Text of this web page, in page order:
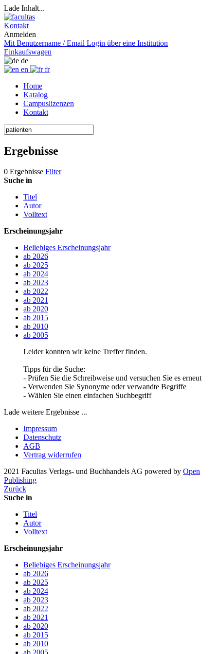
Lade Inhalt...
Kontakt
Anmelden
Mit Benutzername / Email Login über eine Institution
Einkaufswagen
de
en
fr
Home
Katalog
Campuslizenzen
Kontakt
Ergebnisse
0 Ergebnisse Filter
Suche in
Titel
Autor
Volltext
Erscheinungsjahr
Beliebiges Erscheinungsjahr
ab 2026
ab 2025
ab 2024
ab 2023
ab 2022
ab 2021
ab 2020
ab 2015
ab 2010
ab 2005
Leider konnten wir keine Treffer finden.
Tipps für die Suche:
- Prüfen Sie die Schreibweise und versuchen Sie es erneut
- Verwenden Sie Synonyme oder verwandte Begriffe
- Wählen Sie einen einfachen Suchbegriff
Lade weitere Ergebnisse ...
Impressum
Datenschutz
AGB
Vertrag widerrufen
2021 Facultas Verlags- und Buchhandels AG powered by Open
Publishing
Zurück
Suche in
Titel
Autor
Volltext
Erscheinungsjahr
Beliebiges Erscheinungsjahr
ab 2026
ab 2025
ab 2024
ab 2023
ab 2022
ab 2021
ab 2020
ab 2015
ab 2010
ab 2005